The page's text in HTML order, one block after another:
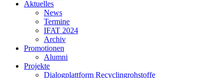
Aktuelles
News
Termine
IFAT 2024
Archiv
Promotionen
Alumni
Projekte
Dialogplattform Recyclingrohstoffe